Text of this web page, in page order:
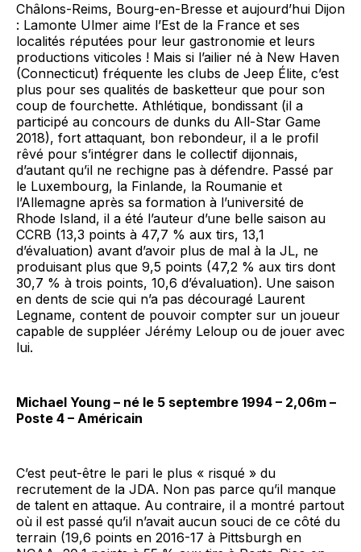
Châlons-Reims, Bourg-en-Bresse et aujourd’hui Dijon
: Lamonte Ulmer aime l’Est de la France et ses
localités réputées pour leur gastronomie et leurs
productions viticoles ! Mais si l’ailier né à New Haven
(Connecticut) fréquente les clubs de Jeep Élite, c’est
plus pour ses qualités de basketteur que pour son
coup de fourchette. Athlétique, bondissant (il a
participé au concours de dunks du All-Star Game
2018), fort attaquant, bon rebondeur, il a le profil
rêvé pour s’intégrer dans le collectif dijonnais,
d’autant qu’il ne rechigne pas à défendre. Passé par
le Luxembourg, la Finlande, la Roumanie et
l’Allemagne après sa formation à l’université de
Rhode Island, il a été l’auteur d’une belle saison au
CCRB (13,3 points à 47,7 % aux tirs, 13,1
d’évaluation) avant d’avoir plus de mal à la JL, ne
produisant plus que 9,5 points (47,2 % aux tirs dont
30,7 % à trois points, 10,6 d’évaluation). Une saison
en dents de scie qui n’a pas découragé Laurent
Legname, content de pouvoir compter sur un joueur
capable de suppléer Jérémy Leloup ou de jouer avec
lui.
Michael Young – né le 5 septembre 1994 – 2,06m –
Poste 4 – Américain
C’est peut-être le pari le plus « risqué » du
recrutement de la JDA. Non pas parce qu’il manque
de talent en attaque. Au contraire, il a montré partout
où il est passé qu’il n’avait aucun souci de ce côté du
terrain (19,6 points en 2016-17 à Pittsburgh en